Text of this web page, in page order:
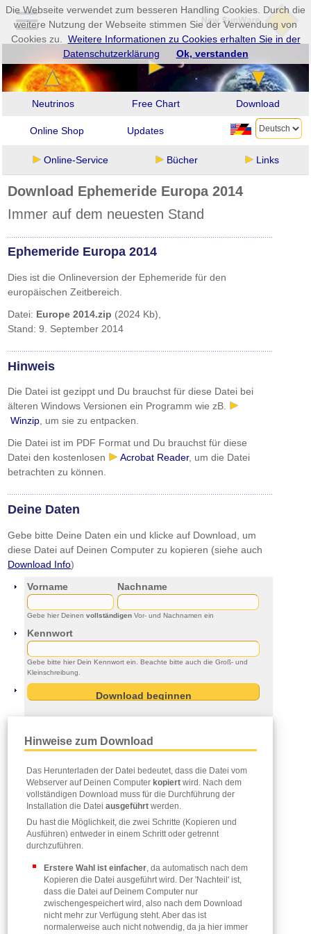
Neutrinos Free Chart Download
Online Shop Updates
Online-Service Bücher Links
Download Ephemeride Europa 2014
Immer auf dem neuesten Stand
Ephemeride Europa 2014
Dies ist die Onlineversion der Ephemeride für den
europäischen Zeitbereich.
Datei: Europe 2014.zip (2024 Kb),
Stand: 9. September 2014
Hinweis
Die Datei ist gezippt und Du brauchst für diese Datei bei
älteren Windows Versionen ein Programm wie zB.
Winzip, um sie zu entpacken.
Die Datei ist im PDF Format und Du brauchst für diese
Datei den kostenlosen
Acrobat Reader, um die Datei
betrachten zu können.
Deine Daten
Gebe bitte Deine Daten ein und klicke auf Download, um
diese Datei auf Deinen Computer zu kopieren (siehe auch
Download Info)
Vorname
Nachname
Gebe hier Deinenvollständigen Vor- und Nachnamen ein
Kennwort
Gebe bitte hier Dein Kennwort ein. Beachte bitte auch die Groß- und
Kleinschreibung.
Hinweise zum Download
Das Herunterladen der Datei bedeutet, dass die Datei vom
Webserver auf Deinen Computer kopiertwird. Nach dem
vollständigen Download muss für die Durchführung der
Installation die Datei ausgeführtwerden.
Du hast die Möglichkeit, die zwei Schritte (Kopieren und
Ausführen) entweder in einem Schritt oder getrennt
durchzuführen.
Erstere Wahl ist einfacher, da automatisch nach dem
Kopieren die Datei ausgeführt wird. Der 'Nachteil' ist,
dass die Datei auf Deinem Computer nur
zwischengespeichert wird, also nach dem Download
nicht mehr zur Verfügung steht. Aber das ist
normalerweise auch nicht notwendig, da ja hier immer
Die Webseite verwendet zum besseren Handling Cookies. Durch die
weitere Nutzung der Webseite stimmen Sie der Verwendung von
Cookies zu.
Weitere Informationen zu Cookies erhalten Sie in der
Datenschutzerklärung
Ok, verstanden